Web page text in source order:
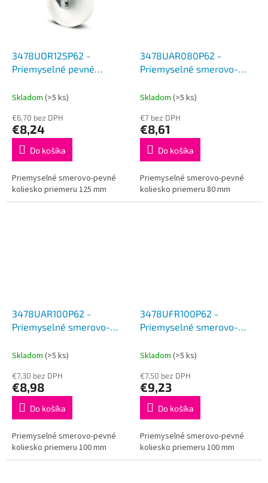
3478UOR125P62 -
Priemyselné pevné
Skladom (>5 ks)
€6,70 bez DPH
€8,24
Do košíka
Priemyselné smerovo-pevné
koliesko priemeru 125 mm
3478UAR080P62 -
Priemyselné smerovo-
Skladom (>5 ks)
€7 bez DPH
€8,61
Do košíka
Priemyselné smerovo-pevné
koliesko priemeru 80 mm
3478UAR100P62 -
Priemyselné smerovo-
Skladom (>5 ks)
€7,30 bez DPH
€8,98
Do košíka
Priemyselné smerovo-pevné
koliesko priemeru 100 mm
3478UFR100P62 -
Priemyselné smerovo-
Skladom (>5 ks)
€7,50 bez DPH
€9,23
Do košíka
Priemyselné smerovo-pevné
koliesko priemeru 100 mm